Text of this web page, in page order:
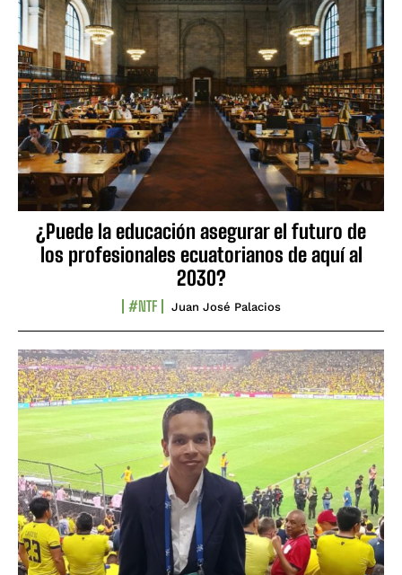
¿Puede la educación asegurar el futuro de
los profesionales ecuatorianos de aquí al
2030?
#NTF Juan José Palacios